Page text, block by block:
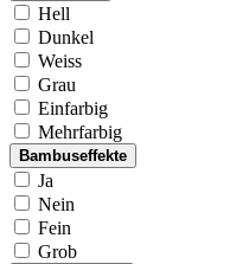
Hell
Dunkel
Weiss
Grau
Einfarbig
Mehrfarbig
Bambuseffekte
Ja
Nein
Fein
Grob